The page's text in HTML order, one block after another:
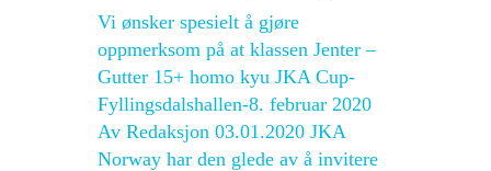
Vi ønsker spesielt å gjøre
oppmerksom på at klassen Jenter –
Gutter 15+ homo kyu JKA Cup-
Fyllingsdalshallen-8. februar 2020
Av Redaksjon 03.01.2020 JKA
Norway har den glede av å invitere